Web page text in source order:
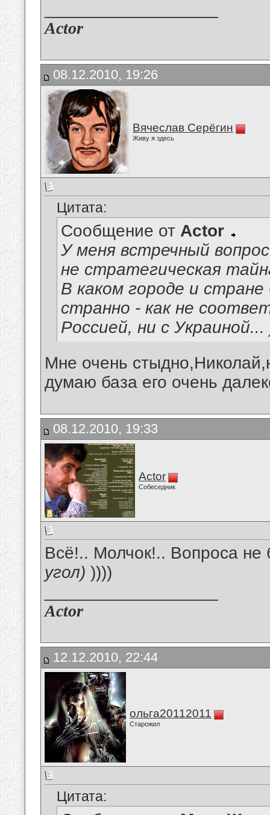
Actor
08.12.2010, 19:26
Вячеслав Серёгин
Живу я здесь
Цитата:
Сообщение от Actor
У меня встречный
не стратегическая
В каком городе и
странно - как не
Россией, ни с Украиной...
Мне очень
думаю база его очень
08.12.2010, 19:33
Actor
Собеседник
Всё!.. Молчок!.. Вопроса
угол) ))))
Actor
12.12.2010, 22:44
ольга20112011
Старожил
Цитата: